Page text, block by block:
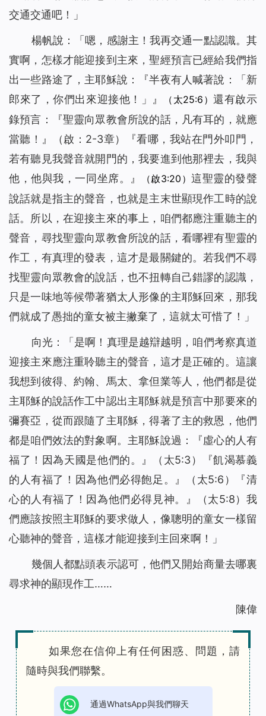
交通交通吧！」
楊帆說：「嗯，感謝主！我再交通一點認識。其
實啊，怎樣才能迎接到主來，聖經預言已經給我們指
出一些路途了，主耶穌說：『半夜有人喊著說： 「 新
郎來了，你們出來迎接他！
」』 （太25:6）還有啟示
錄預言 ： 『聖靈向眾教會所說的話，凡有耳的，就應
當聽！
』（啟：2-3章）『看哪，我站在門外叩門，
若有聽見我聲音就開門的，我要進到他那裡去，我與
他，他與我，一同坐席。
』 （啟3:20）這聖靈的發聲
說話就是指主的聲音，也就是主末世顯現作工時的說
話。所以，在迎接主來的事上，咱們都應注重聽主的
聲音，尋找聖靈向眾教會所說的話，看哪裡有聖靈的
作工，有真理的發表，這才是最關鍵的。若我們不尋
找聖靈向眾教會的說話，也不扭轉自己錯謬的認識，
只是一味地等候帶著猶太人形像的主耶穌回來，那我
們就成了愚拙的童女被主撇棄了，這就太可惜了！」
向光：「是啊！真理是越辯越明，咱們考察真道
迎接主來應注重聆聽主的聲音，這才是正確的。這讓
我想到彼得、約翰、馬太、拿但業等人，他們都是從
主耶穌的說話作工中認出主耶穌就是預言中那要來的
彌賽亞，從而跟隨了主耶穌，得著了主的救恩，他們
都是咱們效法的對象啊。主耶穌說過：『虛心的人有
福了！因為天國是他們的。
』（太5:3）『飢渴慕義
的人有福了！因為他們必得飽足。
』（太5:6）『清
心的人有福了！因為他們必得見神。
』（太5:8）我
們應該按照主耶穌的要求做人，像聰明的童女一樣留
心聽神的聲音，這樣才能迎接到主回來啊！」
幾個人都點頭表示認可，他們又開始商量去哪裏
尋求神的顯現作工……
陳偉
如果您在信仰上有任何困惑、問題，請
隨時與我們聯繫。
通過WhatsApp與我們聊天